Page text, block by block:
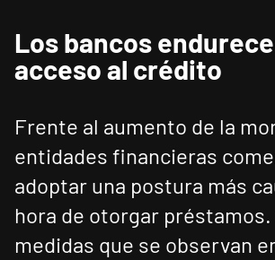
Los bancos
acceso al crédito
Frente al aumento de la
entidades financieras
adoptar una postura más
hora de otorgar
medidas que se observan